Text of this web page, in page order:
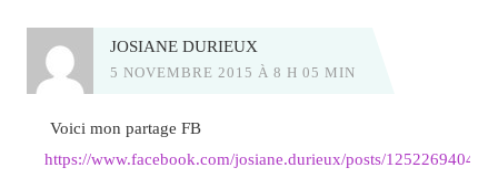
JOSIANE DURIEUX
5 NOVEMBRE 2015 À 8 H 05 MIN
Voici mon partage FB
https://www.facebook.com/josiane.durieux/posts/